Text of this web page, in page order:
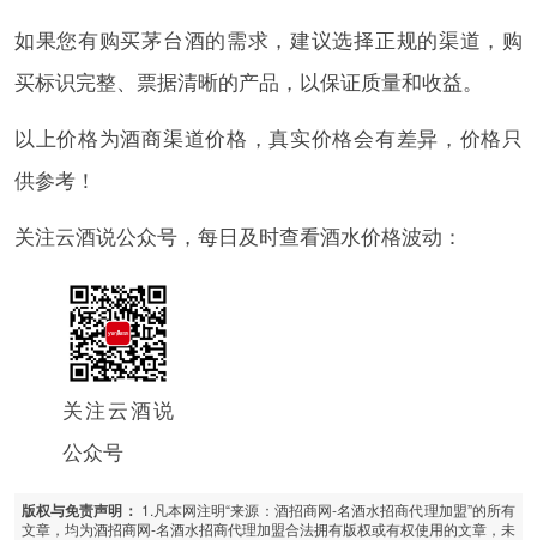
如果您有购买茅台酒的需求，建议选择正规的渠道，购
买标识完整、票据清晰的产品，以保证质量和收益。
以上价格为酒商渠道价格，真实价格会有差异，价格只
供参考！
关注云酒说公众号，每日及时查看酒水价格波动：
关注云酒说
公众号
版权与免责声明： 1.凡本网注明“来源：酒招商网-名酒水招商代理加盟”的所有
文章，均为酒招商网-名酒水招商代理加盟合法拥有版权或有权使用的文章，未